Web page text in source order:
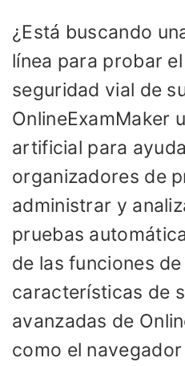
¿Está buscando
línea para probar
seguridad vial de
OnlineExamMaker
artificial para
organizadores de
administrar y
pruebas
de las funciones de
características de
avanzadas de
como el